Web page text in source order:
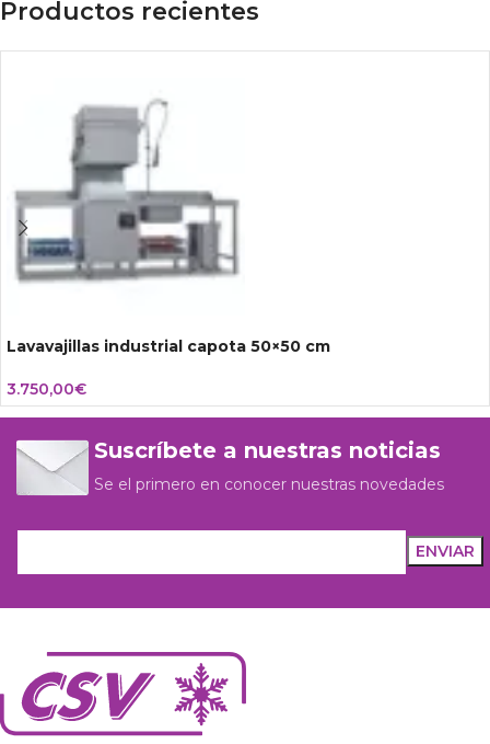
Productos recientes
Lavavajillas industrial capota 50×50 cm
3.750,00€
Suscríbete a nuestras noticias
Se el primero en conocer nuestras novedades